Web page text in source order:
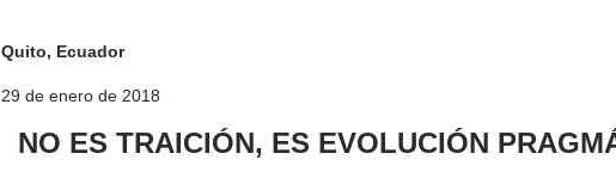
Quito, Ecuador
29 de enero de 2018
NO ES TRAICIÓN, ES EVOLUCIÓN